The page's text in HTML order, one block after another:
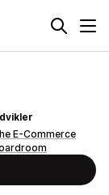
E-Commerce